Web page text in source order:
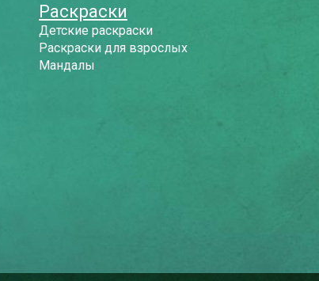
Раскраски
Детские раскраски
Раскраски для взрослых
Мандалы